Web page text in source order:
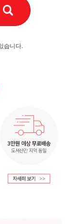
습니다.